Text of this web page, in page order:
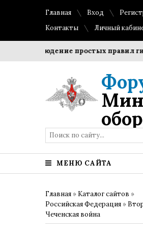
Главная Вход
Контакты
Личный
Соблюдение простых правил
МЕНЮ САЙТА
Главная » Каталог сайтов »
Российская Федерация »
Чеченская война